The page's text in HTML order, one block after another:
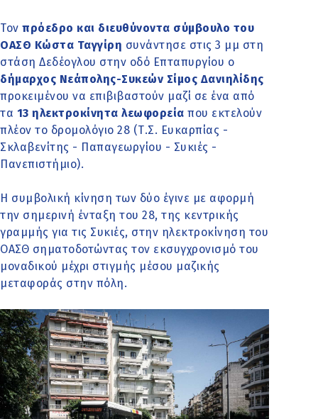
Τον πρόεδρο και διευθύνοντα σύμβουλο του
ΟΑΣΘ Κώστα Ταγγίρη συνάντησε στις 3 μμ στη
στάση Δεδέογλου στην οδό Επταπυργίου ο
δήμαρχος Νεάπολης-Συκεών Σίμος Δανιηλίδης
προκειμένου να επιβιβαστούν μαζί σε ένα από
τα 13 ηλεκτροκίνητα λεωφορεία που εκτελούν
πλέον το δρομολόγιο 28 (Τ.Σ. Ευκαρπίας -
Σκλαβενίτης - Παπαγεωργίου - Συκιές -
Πανεπιστήμιο).
Η συμβολική κίνηση των δύο έγινε με αφορμή
την σημερινή ένταξη του 28, της κεντρικής
γραμμής για τις Συκιές, στην ηλεκτροκίνηση του
ΟΑΣΘ σηματοδοτώντας τον εκσυγχρονισμό του
μοναδικού μέχρι στιγμής μέσου μαζικής
μεταφοράς στην πόλη.